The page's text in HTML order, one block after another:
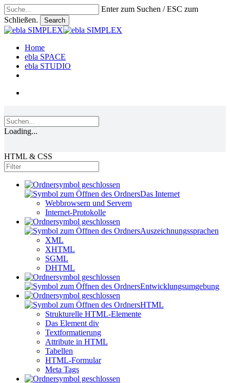
Skip
to
main
content
Enter zum Suchen / ESC zum
Schließen.
Search
Close
search
Menu
Home
ebla SPACE
ebla STUDIO
Loading...
HTML & CSS
Das Internet
Webbrowsern und Servern
Internet-Protokolle
Auszeichnungssprachen
XML
XHTML
SGML
DHTML
Entwicklungsumgebung
HTML
Strukturelle HTML-Elemente
Das Element div
Textformatierung
Attribute in HTML
Tabellen
HTML-Formular
Meta Tags